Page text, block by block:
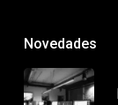
Novedades